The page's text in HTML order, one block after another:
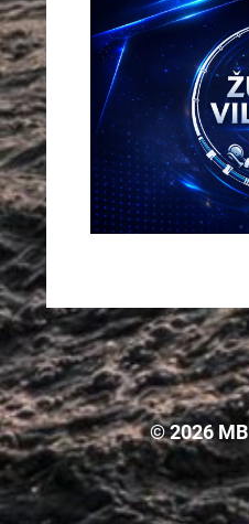
© 2026